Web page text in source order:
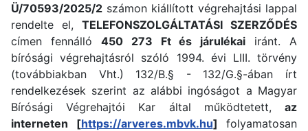
Ü/70593/2025/2 számon kiállított végrehajtási lappal
rendelte el, TELEFONSZOLGÁLTATÁSI SZERZŐDÉS
címen fennálló 450 273 Ft és járulékai iránt. A
bírósági végrehajtásról szóló 1994. évi LIII. törvény
(továbbiakban Vht.) 132/B.§ - 132/G.§-ában írt
rendelkezések szerint az alábbi ingóságot a Magyar
Bírósági Végrehajtói Kar által működtetett, az
interneten [https://arveres.mbvk.hu] folyamatosan